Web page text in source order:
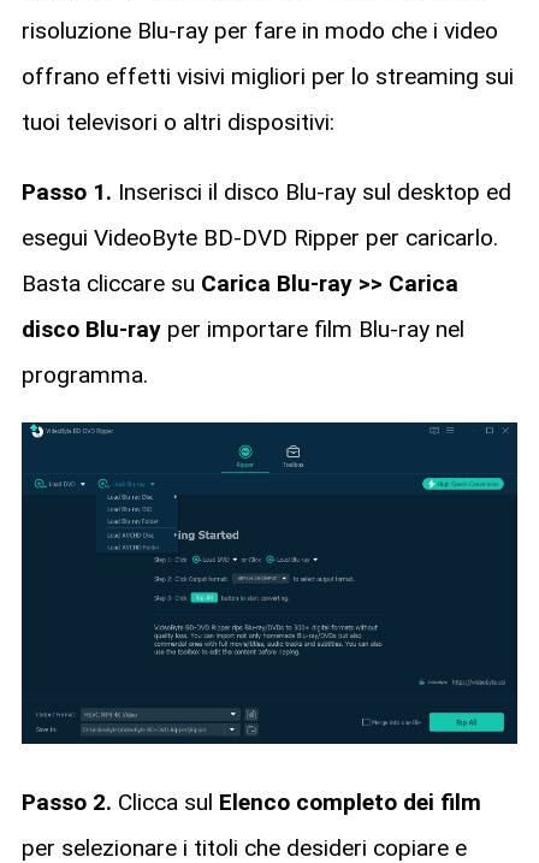
risoluzione Blu-ray per fare in modo che i video
offrano effetti visivi migliori per lo streaming sui
tuoi televisori o altri dispositivi:
Passo 1. Inserisci il disco Blu-ray sul desktop ed
esegui VideoByte BD-DVD Ripper per caricarlo.
Basta cliccare su Carica Blu-ray >> Carica
disco Blu-rayper importare film Blu-ray nel
programma.
Passo 2. Clicca sul Elenco completo dei film
per selezionare i titoli che desideri copiare e